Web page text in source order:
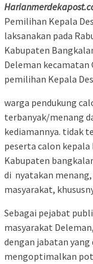
Pemilihan Kepala
laksanakan pada
Kabupaten
Deleman
pemilihan Kepala
warga pendukung
terbanyak/menang
kediamannya. tidak
peserta calon kepala
Kabupaten
di nyatakan
masyarakat,
Sebagai pejabat
masyarakat
dengan jabatan yang
mengoptimalkan